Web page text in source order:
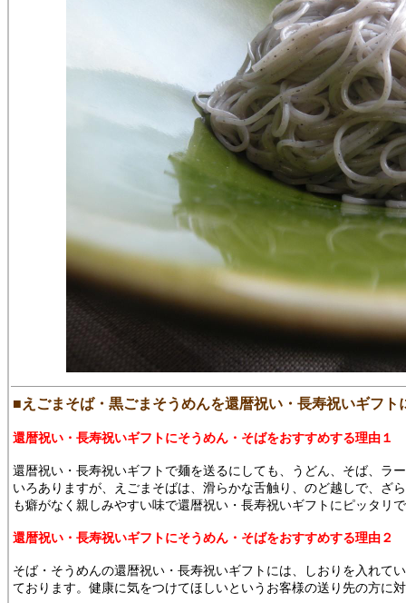
■えごまそば・黒ごまそうめんを還暦祝い・長寿祝いギフ
還暦祝い・長寿祝いギフトにそうめん・そばをおすすめする理由１
還暦祝い・長寿祝いギフトで麺を送るにしても、うどん、そば、ラ
いろありますが、えごまそばは、滑らかな舌触り、のど越しで、ざ
も癖がなく親しみやすい味で還暦祝い・長寿祝いギフトにピッタリ
還暦祝い・長寿祝いギフトにそうめん・そばをおすすめする理由２
そば・そうめんの還暦祝い・長寿祝いギフトには、しおりを入れて
ております。健康に気をつけてほしいというお客様の送り先の方に